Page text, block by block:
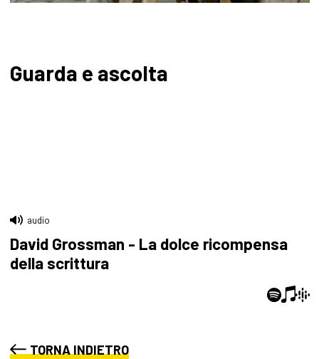
Guarda e ascolta
audio
David Grossman - La dolce ricompensa
della scrittura
TORNA INDIETRO